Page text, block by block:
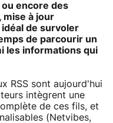
encore des
mise à jour
de survoler
de parcourir un
les informations qui
RSS sont aujourd'hui
intègrent une
de ces fils, et
(Netvibes,